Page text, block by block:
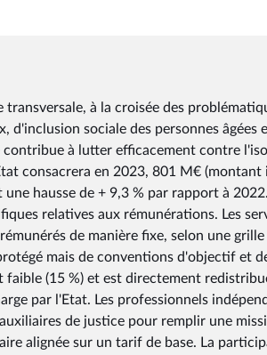
à la croisée des
sociale des personnes âgées
à lutter efficacement contre
consacrera en 2023, 801 M€
hausse de + 9,3 % par rapport à
relatives aux rémunérations. Les
de manière fixe, selon une grille
mais de conventions d'objectif et
(15 %) et est directement
par l'Etat. Les professionnels
de justice pour remplir une
alignée sur un tarif de base. La